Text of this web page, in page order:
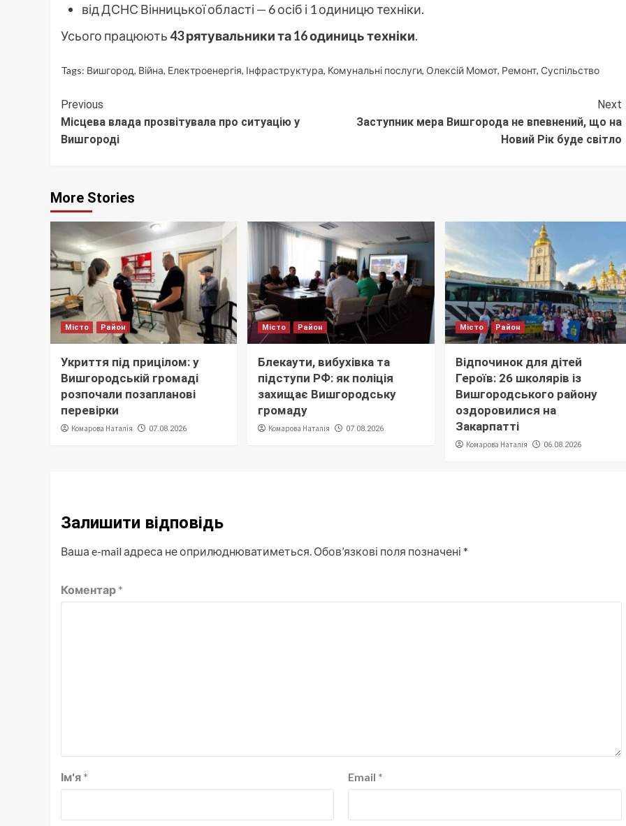
від ДСНС Вінницької області — 6 осіб і 1 одиницю техніки.
Усього працюють43 рятувальники та 16 одиниць техніки.
Tags: Вишгород, Війна, Електроенергія, Інфраструктура, Комунальні послуги, Олексій Момот, Ремонт, Суспільство
Continue
Reading
Previous
Місцева влада прозвітувала про ситуацію у
Вишгороді
Next
Заступник мера Вишгорода не впевнений, що на
Новий Рік буде світло
More Stories
Місто Район
Укриття під прицілом: у
Вишгородській громаді
розпочали позапланові
перевірки
Комарова Наталія 07.08.2026
Місто Район
Блекаути, вибухівка та
підступи РФ: як поліція
захищає Вишгородську
громаду
Комарова Наталія 07.08.2026
Місто Район
Відпочинок для дітей
Героїв: 26 школярів із
Вишгородського району
оздоровилися на
Закарпатті
Комарова Наталія 06.08.2026
Залишити відповідь
Ваша e-mail адреса не оприлюднюватиметься. Обов’язкові поля позначені *
Коментар *
Ім'я * Email *